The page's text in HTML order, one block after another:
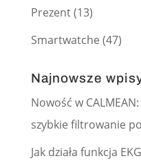
Prezent(13)
Smartwatche (47)
Najnowsze
Nowość w
szybkie filtrowanie
Jak działa funkcja